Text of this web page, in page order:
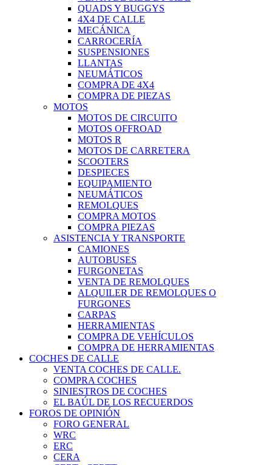
QUADS Y BUGGYS
4X4 DE CALLE
MECÁNICA
CARROCERÍA
SUSPENSIONES
LLANTAS
NEUMÁTICOS
COMPRA DE 4X4
COMPRA DE PIEZAS
MOTOS
MOTOS DE CIRCUITO
MOTOS OFFROAD
MOTOS R
MOTOS DE CARRETERA
SCOOTERS
DESPIECES
EQUIPAMIENTO
NEUMÁTICOS
REMOLQUES
COMPRA MOTOS
COMPRA PIEZAS
ASISTENCIA Y TRANSPORTE
CAMIONES
AUTOBUSES
FURGONETAS
VENTA DE REMOLQUES
ALQUILER DE REMOLQUES O
FURGONES
CARPAS
HERRAMIENTAS
COMPRA DE VEHÍCULOS
COMPRA DE HERRAMIENTAS
COCHES DE CALLE
VENTA COCHES DE CALLE.
COMPRA COCHES
SINIESTROS DE COCHES
EL BAÚL DE LOS RECUERDOS
FOROS DE OPINIÓN
FORO GENERAL
WRC
ERC
CERA